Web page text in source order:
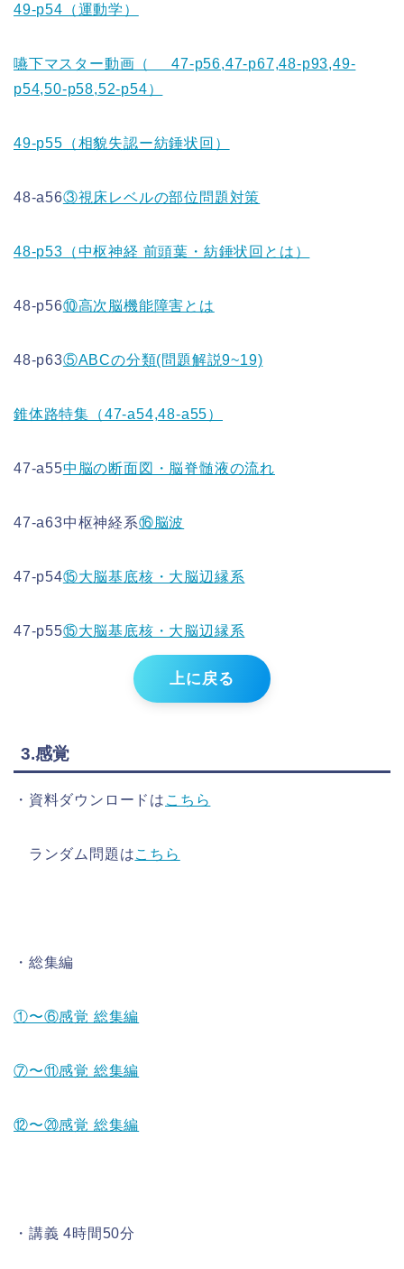
49-p54（運動学）
嚥下マスター動画（ 47-p56,47-p67,48-p93,49-
p54,50-p58,52-p54）
49-p55（相貌失認ー紡錘状回）
48-a56③視床レベルの部位問題対策
48-p53（中枢神経 前頭葉・紡錘状回とは）
48-p56⑩高次脳機能障害とは
48-p63⑤ABCの分類(問題解説9~19)
錐体路特集（47-a54,48-a55）
47-a55中脳の断面図・脳脊髄液の流れ
47-a63中枢神経系⑯脳波
47-p54⑮大脳基底核・大脳辺縁系
47-p55⑮大脳基底核・大脳辺縁系
上に戻る
3.感覚
・資料ダウンロードは こちら
ランダム問題はこちら
・総集編
①〜⑥感覚 総集編
⑦〜⑪感覚 総集編
⑫〜⑳感覚 総集編
・講義 4時間50分